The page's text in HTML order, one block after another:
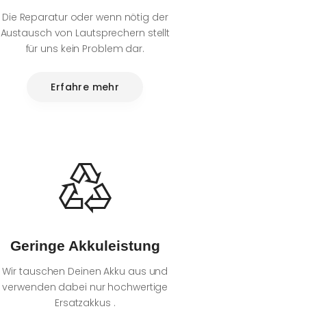
Die Reparatur oder wenn nötig der
Austausch von Lautsprechern stellt
für uns kein Problem dar.
Erfahre mehr
Geringe Akkuleistung
Wir tauschen Deinen Akku aus und
verwenden dabei nur hochwertige
Ersatzakkus .